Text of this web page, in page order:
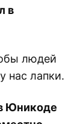
в
людей
нас лапки.
Юникоде